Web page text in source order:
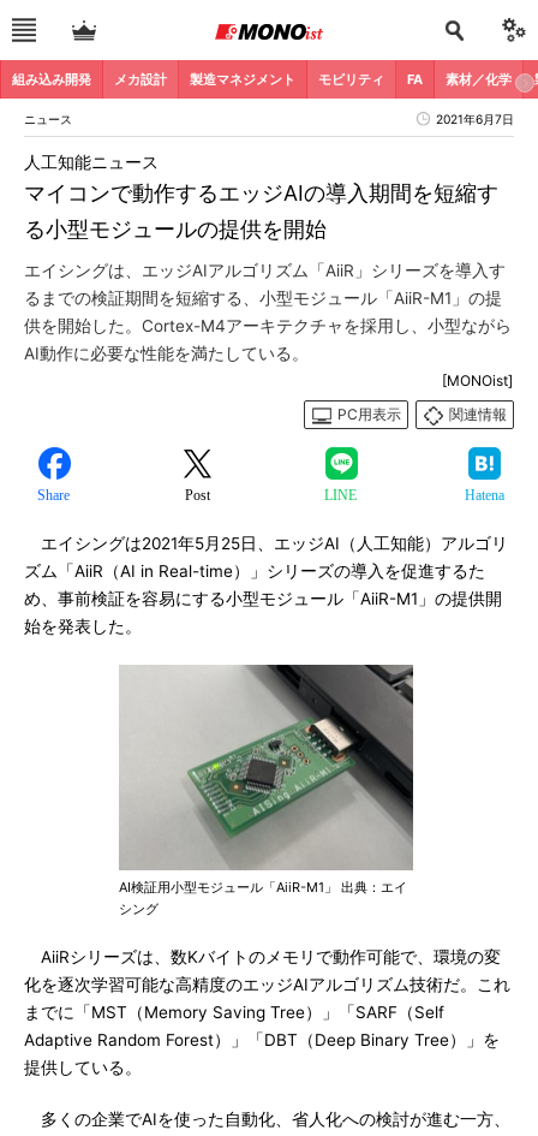
組み込み開発 メカ設計 製造マネジメント モビリティ FA 素材／化学
ニュース 2021年6月7日
マイコンで動作するエッジAIの導入期間を短縮す
る小型モジュールの提供を開始
人工知能ニュース
エイシングは、エッジAIアルゴリズム「AiiR」シリーズを導入す
るまでの検証期間を短縮する、小型モジュール「AiiR-M1」の提
供を開始した。Cortex-M4アーキテクチャを採用し、小型ながら
AI動作に必要な性能を満たしている。
[MONOist]
PC用表示
関連情報
Share Post LINE Hatena
エイシングは2021年5月25日、エッジAI（人工知能）アルゴリ
ズム「AiiR（AI in Real-time）」シリーズの導入を促進するた
め、事前検証を容易にする小型モジュール「AiiR-M1」の提供開
始を発表した。
AI検証用小型モジュール「AiiR-M1」 出典：エイ
シング
AiiRシリーズは、数Kバイトのメモリで動作可能で、環境の変
化を逐次学習可能な高精度のエッジAIアルゴリズム技術だ。これ
までに「MST（Memory Saving Tree）」「SARF（Self
Adaptive Random Forest）」「DBT（Deep Binary Tree）」を
提供している。
多くの企業でAIを使った自動化、省人化への検討が進む一方、